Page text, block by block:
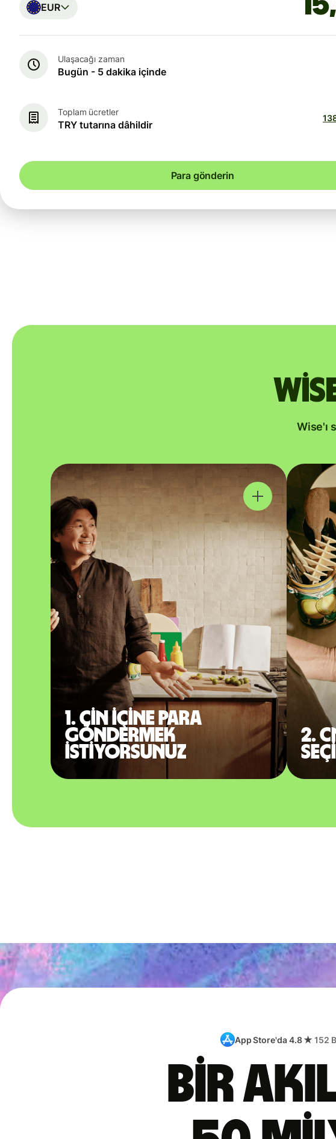
EUR
Ulaşacağı zaman
Bugün - 5 dakika içinde
Toplam ücretler
TRY tutarına dâhildir
Para gönderin
Wise'ı
1. Çin içine para
göndermek
istiyorsunuz
2.
App Store'da 4.8 ★152
Bir